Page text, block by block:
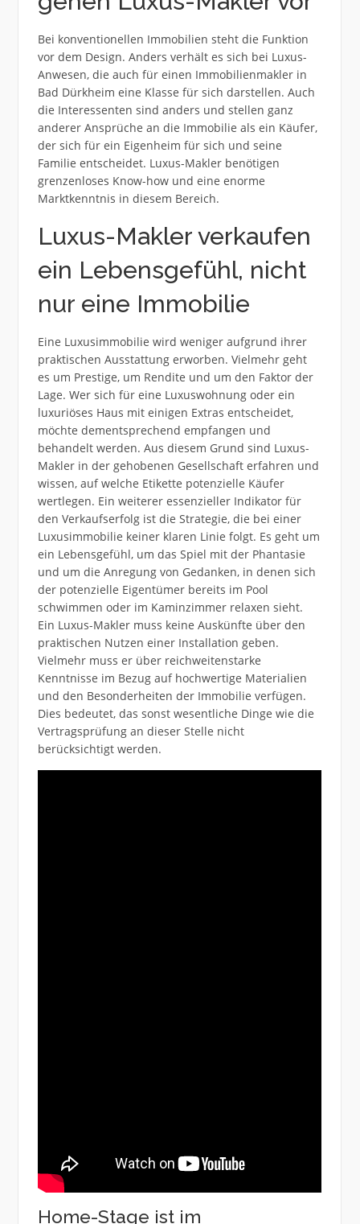
Bei konventionellen Immobilien steht die Funktion
vor dem Design. Anders verhält es sich bei Luxus-
Anwesen, die auch für einen Immobilienmakler in
Bad Dürkheim eine Klasse für sich darstellen. Auch
die Interessenten sind anders und stellen ganz
anderer Ansprüche an die Immobilie als ein Käufer,
der sich für ein Eigenheim für sich und seine
Familie entscheidet. Luxus-Makler benötigen
grenzenloses Know-how und eine enorme
Marktkenntnis in diesem Bereich.
Luxus-Makler verkaufen
ein Lebensgefühl, nicht
nur eine Immobilie
Eine Luxusimmobilie wird weniger aufgrund ihrer
praktischen Ausstattung erworben. Vielmehr geht
es um Prestige, um Rendite und um den Faktor der
Lage. Wer sich für eine Luxuswohnung oder ein
luxuriöses Haus mit einigen Extras entscheidet,
möchte dementsprechend empfangen und
behandelt werden. Aus diesem Grund sind Luxus-
Makler in der gehobenen Gesellschaft erfahren und
wissen, auf welche Etikette potenzielle Käufer
wertlegen. Ein weiterer essenzieller Indikator für
den Verkaufserfolg ist die Strategie, die bei einer
Luxusimmobilie keiner klaren Linie folgt. Es geht um
ein Lebensgefühl, um das Spiel mit der Phantasie
und um die Anregung von Gedanken, in denen sich
der potenzielle Eigentümer bereits im Pool
schwimmen oder im Kaminzimmer relaxen sieht.
Ein Luxus-Makler muss keine Auskünfte über den
praktischen Nutzen einer Installation geben.
Vielmehr muss er über reichweitenstarke
Kenntnisse im Bezug auf hochwertige Materialien
und den Besonderheiten der Immobilie verfügen.
Dies bedeutet, das sonst wesentliche Dinge wie die
Vertragsprüfung an dieser Stelle nicht
berücksichtigt werden.
Home-Stage ist im